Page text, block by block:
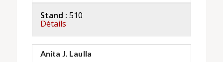
Stand : 510
Détails
Anita J. Laulla